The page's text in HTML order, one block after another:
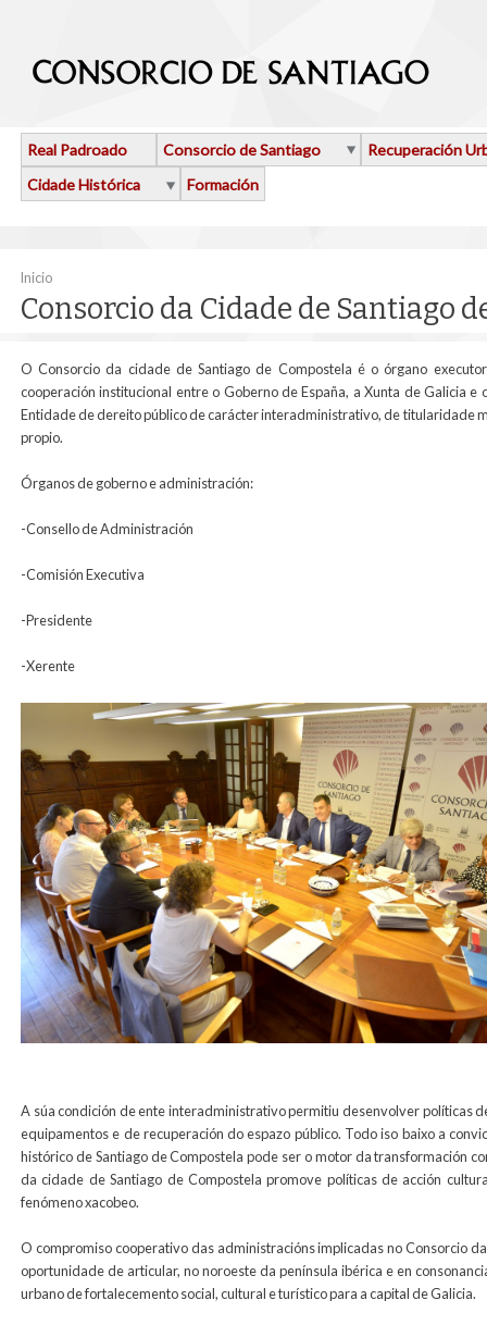
Real Padroado Consorcio de Santiago
Recuperación
Cidade Histórica
Formación
Vostede está aquí
Inicio
Consorcio da Cidade de Santiago
O Consorcio da cidade de Santiago de Compostela é o órgano
cooperación institucional entre o Goberno de España, a Xunta de Galicia
Entidade de dereito público de carácter interadministrativo, de titularidade
propio.
Órganos de goberno e administración:
-Consello de Administración
-Comisión Executiva
-Presidente
-Xerente
A súa condición de ente interadministrativo permitiu desenvolver políticas
equipamentos e de recuperación do espazo público. Todo iso baixo a
histórico de Santiago de Compostela pode ser o motor da transformación
da cidade de Santiago de Compostela promove políticas de acción
fenómeno xacobeo.
O compromiso cooperativo das administracións implicadas no Consorcio
oportunidade de articular, no noroeste da península ibérica e en
urbano de fortalecemento social, cultural e turístico para a capital de Galicia.